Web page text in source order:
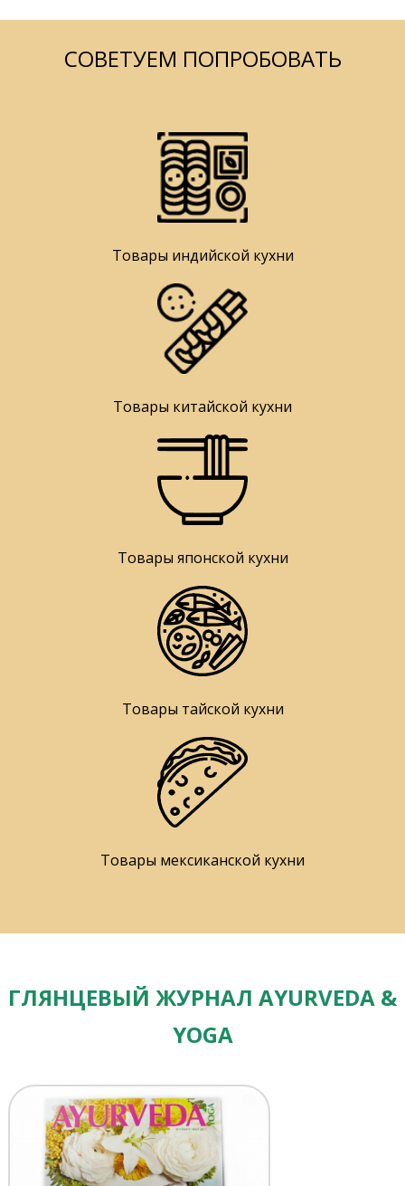
СОВЕТУЕМ ПОПРОБОВАТЬ
Товары индийской кухни
Товары китайской кухни
Товары японской кухни
Товары тайской кухни
Товары мексиканской кухни
ГЛЯНЦЕВЫЙ ЖУРНАЛ AYURVEDA &
YOGA